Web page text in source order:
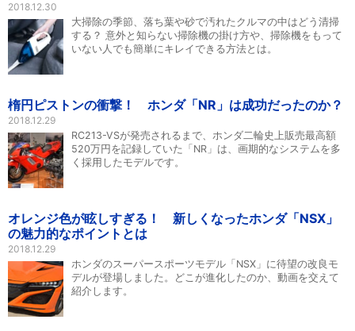
2018.12.30
大掃除の季節、落ち葉や砂で汚れたクルマの中はどう清掃
する？ 意外と知らない掃除機の掛け方や、掃除機をもって
いない人でも簡単にキレイできる方法とは。
楕円ピストンの衝撃！ ホンダ「NR」は成功だったのか？
2018.12.29
RC213-VSが発売されるまで、ホンダ二輪史上販売最高額
520万円を記録していた「NR」は、画期的なシステムを多
く採用したモデルです。
オレンジ色が眩しすぎる！ 新しくなったホンダ「NSX」
の魅力的なポイントとは
2018.12.29
ホンダのスーパースポーツモデル「NSX」に待望の改良モ
デルが登場しました。どこが進化したのか、動画を交えて
紹介します。